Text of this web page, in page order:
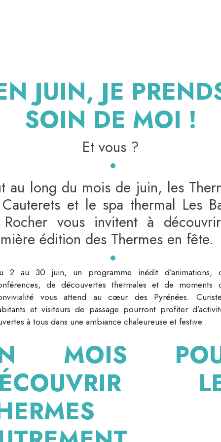
JUIN, JE
SOIN DE MOI !
Et vous ?
au long du mois de juin, les
et le spa thermal Les
vous invitent à
édition des Thermes en fête.
2 au 30 juin, un programme inédit d’animations,
de découvertes thermales et de moments
vous attend au cœur des Pyrénées.
et visiteurs de passage pourront profiter
à tous dans une ambiance chaleureuse et festive.
MOIS